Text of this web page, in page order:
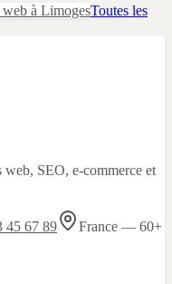
web à LimogesToutes les
SEO, e-commerce et
45 67 89
France — 60+